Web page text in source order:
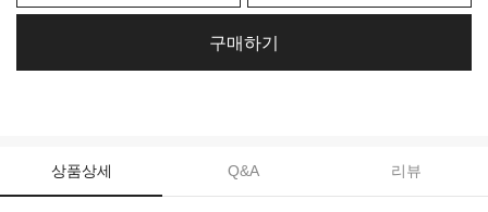
구매하기
상품상세 Q&A 리뷰